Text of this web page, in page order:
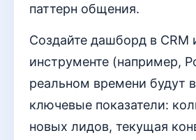
паттерн общения.
Создайте дашборд в CRM
инструменте (например,
реальном времени будут
ключевые показатели:
новых лидов, текущая